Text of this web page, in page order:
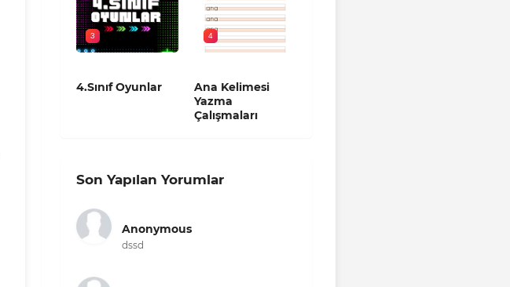
3
4.Sınıf Oyunlar
4
Ana Kelimesi
Yazma
Çalışmaları
Son Yapılan Yorumlar
Anonymous
dssd